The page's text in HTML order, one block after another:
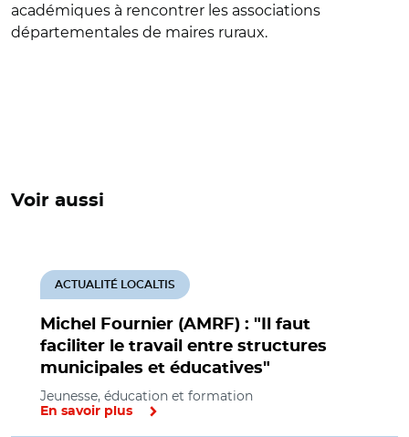
académiques à rencontrer les associations
départementales de maires ruraux.
Voir aussi
Michel Fournier (AMRF) : "Il faut
faciliter le travail entre structures
municipales et éducatives"
ACTUALITÉ LOCALTIS
Jeunesse, éducation et formation
En savoir plus